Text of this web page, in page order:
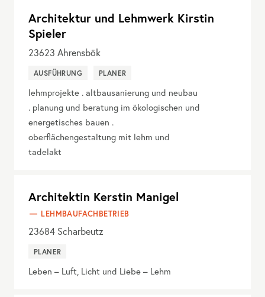
Architektur und Lehmwerk Kirstin
Spieler
23623 Ahrensbök
AUSFÜHRUNG PLANER
lehmprojekte . altbausanierung und neubau
. planung und beratung im ökologischen und
energetisches bauen .
oberflächengestaltung mit lehm und
tadelakt
Architektin Kerstin Manigel
LEHMBAUFACHBETRIEB
23684 Scharbeutz
PLANER
Leben – Luft, Licht und Liebe – Lehm